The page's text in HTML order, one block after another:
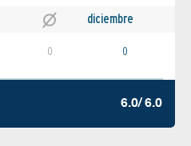
diciembre
0 0
6.0/ 6.0